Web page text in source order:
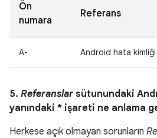
Ön
numara
Referans
A- Android hata kimliği
5. Referanslar sütunundaki
yanındaki * işareti ne anlama
Herkese açık olmayan sorunların